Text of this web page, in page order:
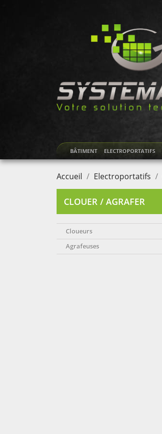
BÂTIMENT ELECTROPORTATIFS
Accueil Electroportatifs
CLOUER / AGRAFER
Cloueurs
Agrafeuses